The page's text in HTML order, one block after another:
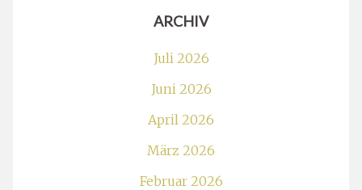
ARCHIV
Juli 2026
Juni 2026
April 2026
März 2026
Februar 2026